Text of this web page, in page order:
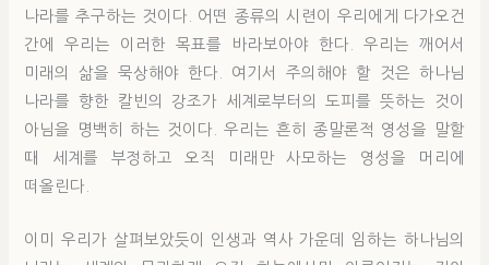
나라를 추구하는 것이다. 어떤 종류의 시련이 우리에게 다가오건
간에 우리는 이러한 목표를 바라보아야 한다. 우리는 깨어서
미래의 삶을 묵상해야 한다. 여기서 주의해야 할 것은 하나님
나라를 향한 칼빈의 강조가 세계로부터의 도피를 뜻하는 것이
아님을 명백히 하는 것이다. 우리는 흔히 종말론적 영성을 말할
때 세계를 부정하고 오직 미래만 사모하는 영성을 머리에
떠올린다.
이미 우리가 살펴보았듯이 인생과 역사 가운데 임하는 하나님의